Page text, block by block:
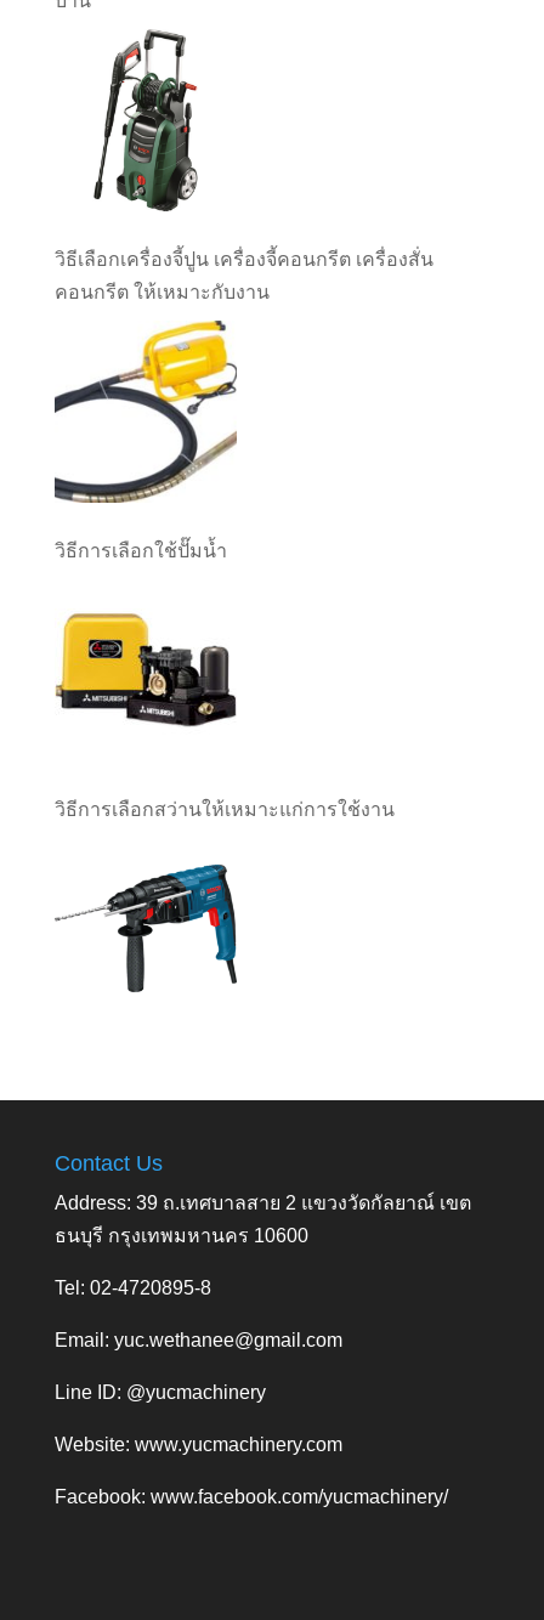
วิธีเลือกเครื่องจี้ปูน เครื่องจี้คอนกรีต เครื่องสั่น
คอนกรีต ให้เหมาะกับงาน
วิธีการเลือกใช้ปั๊มน้ำ
วิธีการเลือกสว่านให้เหมาะแก่การใช้งาน
Contact Us
Address: 39 ถ.เทศบาลสาย 2 แขวงวัดกัลยาณ์ เขต
ธนบุรี กรุงเทพมหานคร 10600
Tel: 02-4720895-8
Email: yuc.wethanee@gmail.com
Line ID: @yucmachinery
Website: www.yucmachinery.com
Facebook: www.facebook.com/yucmachinery/